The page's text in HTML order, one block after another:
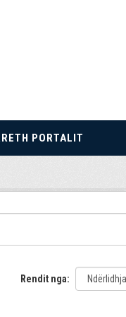
PORTALIT
Rendit nga